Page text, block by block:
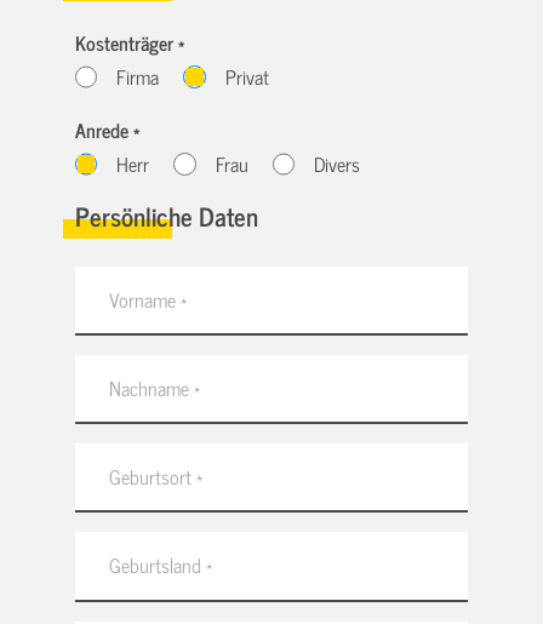
Kostenträger *
Firma
Privat
Anrede *
Herr
Frau Divers
Persönliche Daten